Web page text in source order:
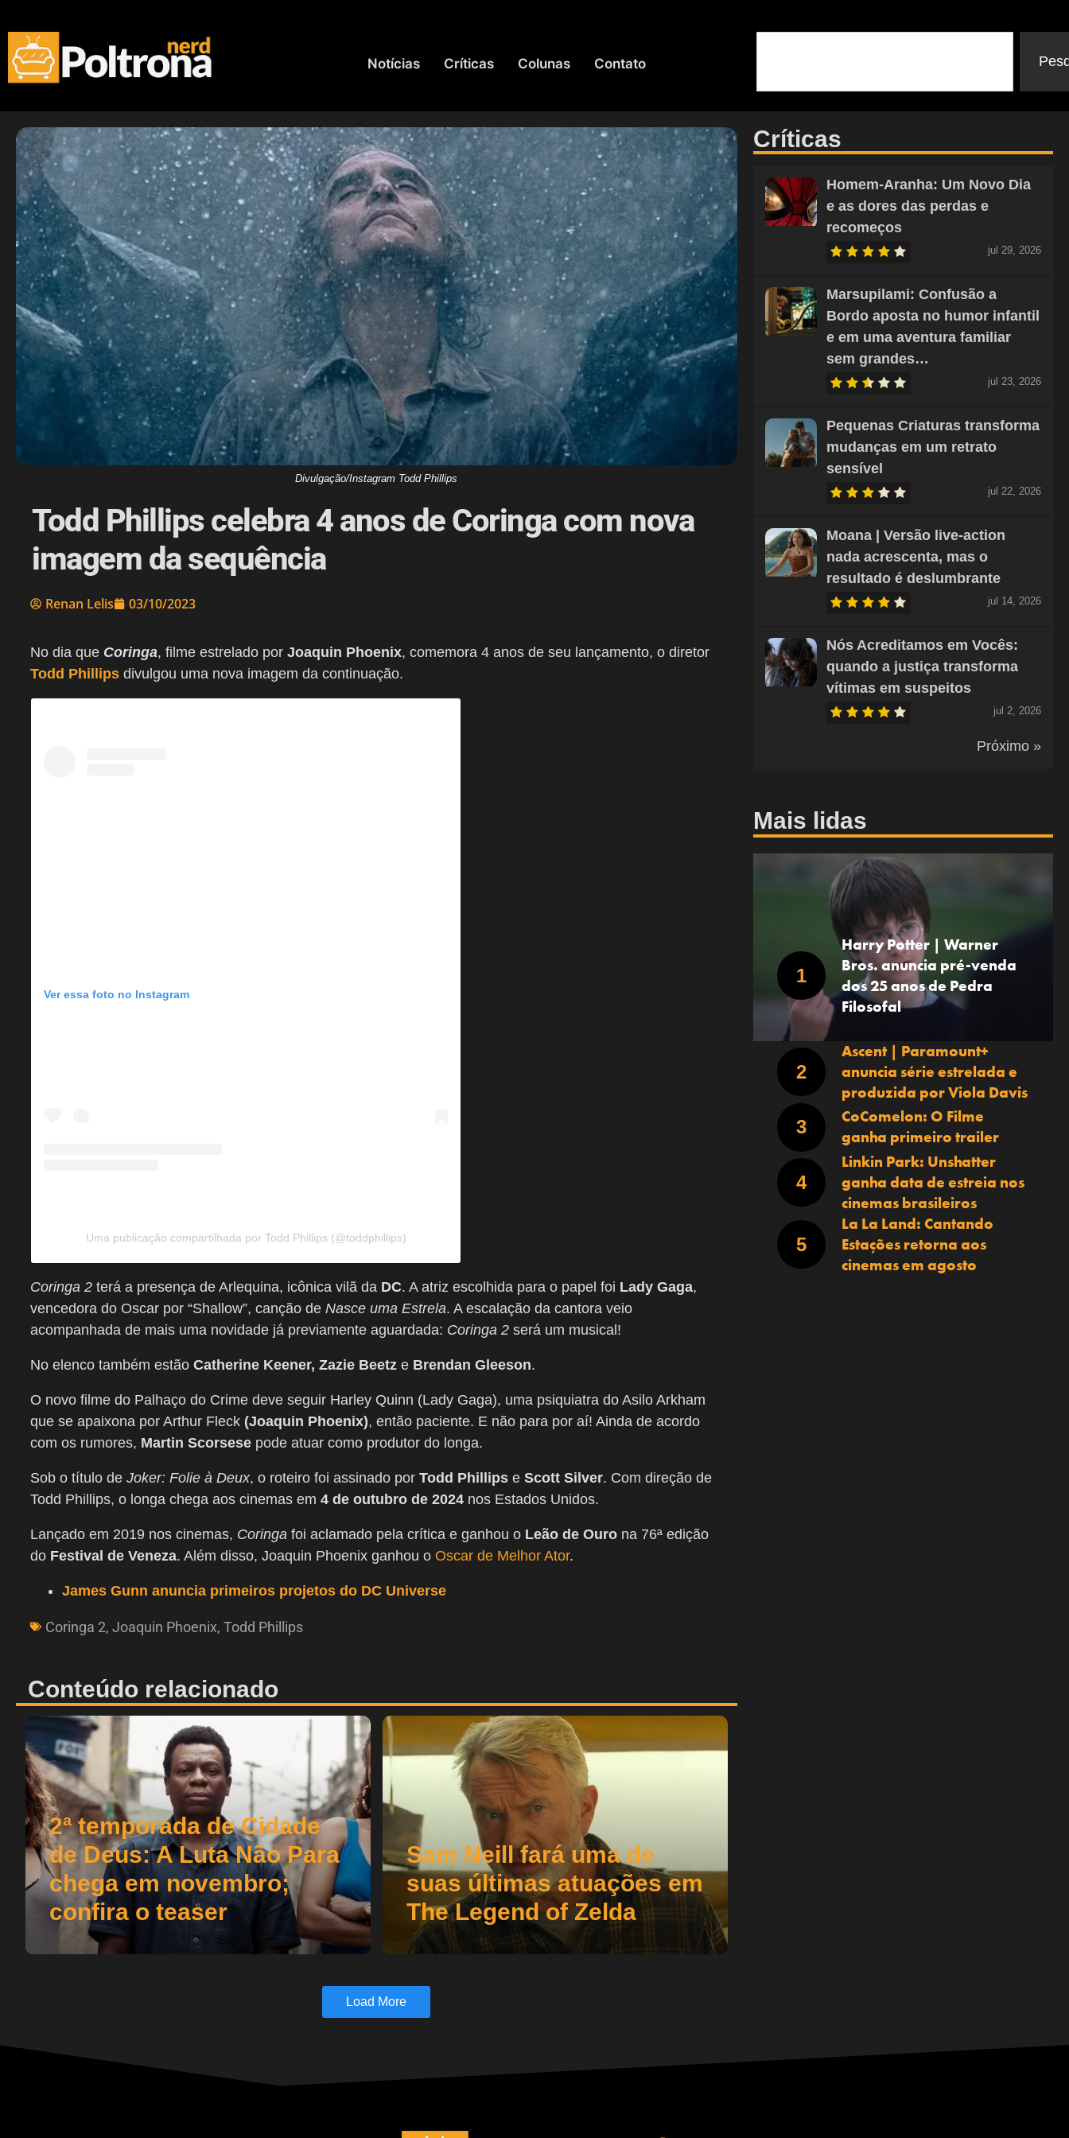
Notícias Críticas Colunas Contato
Divulgação/Instagram Todd Phillips
Todd Phillips celebra 4 anos de Coringa com nova
imagem da sequência
Renan Lelis 03/10/2023
No dia que Coringa, filme estrelado por Joaquin Phoenix, comemora 4 anos de seu lançamento, o diretor
Todd Phillips divulgou uma nova imagem da continuação.
Ver essa foto no Instagram
Uma publicação compartilhada por Todd Phillips (@toddphillips)
Coringa 2 terá a presença de Arlequina, icônica vilã da DC. A atriz escolhida para o papel foi Lady Gaga,
vencedora do Oscar por “Shallow”, canção de Nasce uma Estrela. A escalação da cantora veio
acompanhada de mais uma novidade já previamente aguardada: Coringa 2 será um musical!
No elenco também estão Catherine Keener, Zazie Beetz e Brendan Gleeson.
O novo filme do Palhaço do Crime deve seguir Harley Quinn (Lady Gaga), uma psiquiatra do Asilo Arkham
que se apaixona por Arthur Fleck (Joaquin Phoenix), então paciente. E não para por aí! Ainda de acordo
com os rumores, Martin Scorsese pode atuar como produtor do longa.
Sob o título de Joker: Folie à Deux, o roteiro foi assinado por Todd Phillips e Scott Silver. Com direção de
Todd Phillips, o longa chega aos cinemas em 4 de outubro de 2024 nos Estados Unidos.
Lançado em 2019 nos cinemas, Coringa foi aclamado pela crítica e ganhou o Leão de Ouro na 76ª edição
do Festival de Veneza. Além disso, Joaquin Phoenix ganhou o Oscar de Melhor Ator.
James Gunn anuncia primeiros projetos do DC Universe
Coringa 2, Joaquin Phoenix, Todd Phillips
Conteúdo relacionado
2ª temporada de Cidade
de Deus: A Luta Não Para
chega em novembro;
confira o teaser
Sam Neill fará uma de
suas últimas atuações em
The Legend of Zelda
Load More
Críticas
Homem-Aranha: Um Novo Dia
e as dores das perdas e
recomeços
jul 29, 2026
Marsupilami: Confusão a
Bordo aposta no humor infantil
e em uma aventura familiar
sem grandes…
jul 23, 2026
Pequenas Criaturas transforma
mudanças em um retrato
sensível
jul 22, 2026
Moana | Versão live-action
nada acrescenta, mas o
resultado é deslumbrante
jul 14, 2026
Nós Acreditamos em Vocês:
quando a justiça transforma
vítimas em suspeitos
jul 2, 2026
Próximo »
Mais lidas
Harry Potter | Warner
Bros. anuncia pré-venda
dos 25 anos de Pedra
Filosofal
Ascent | Paramount+
anuncia série estrelada e
produzida por Viola Davis
CoComelon: O Filme
ganha primeiro trailer
Linkin Park: Unshatter
ganha data de estreia nos
cinemas brasileiros
La La Land: Cantando
Estações retorna aos
cinemas em agosto